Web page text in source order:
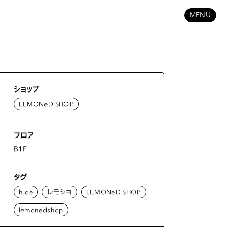
MENU
ショップ
LEMONeD SHOP
フロア
B1F
タグ
hide レモショ LEMONeD SHOP
lemonedshop